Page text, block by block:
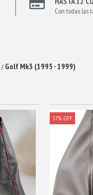
Con todas las
/ Golf Mk3 (1995 - 1999)
37%OFF